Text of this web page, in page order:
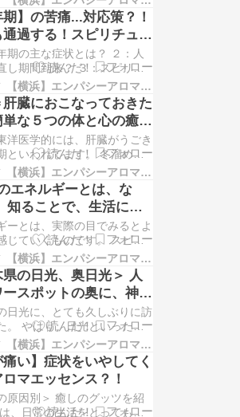
心もソウルからも今まで溜め
たものが、骨盤の開きのエネ
ともに、一掃されてきます。
スピリチュアルの見方でみて
⇩https://ameblo.j…
期】の苦痛...対応策？！
過する！スピリチュア
然現象！
期の主な症状とは？ ２：人
し期間到来？ ３：スピリチ
３つの視点でみる ４：更年
切るための３つの方法 『更
な症状とは？』 体の症状的
ットフラッシュ、関節の痛
り、不眠、疲労感、抜け毛..
では、何もやる気が出なかっ
【横浜】エンパシーアロマ予報&アロマ講座
肝臓におこなっておきた
単な５つの体と心の癒し
洋医学的には、肝臓がうごき
といわれてます。 冬溜めこ
がでてくる時期。 植物が芽
時期ともリンクします。 そ
の時期におこなっておきたい
からみた５つの簡単ケアとし
①寝る肝臓の一番の薬は、
と言われています。 ②梅干
【横浜】エンパシーアロマ予報&アロマ講座
エネルギーとは、な
知ることで、生活に磨
かる？！
ーとは、実際の目でみるとよ
じていくものです。 スピリ
視点でいうと、心の眼、サー
、みていくものです。 今回
のエネルギーに分類してみて
。 ① 人のエネルギー 他者
自分）が、はなすエネルギー
す。 たとえば、普段の生活
【横浜】エンパシーアロマ予報&アロマ講座
県の日光、奥日光＞ 人
スポットの奥に、神聖
あった！
日光に、とても久しぶりに訪
。 やはり、日光といったら
照宮』でしょ？！と、日光駅
分かけてバスにて到着。 た
観光客で、賑わっていまし
ので、わたし達は、人ゴミを
、流れのままに、左側の道を
...そこで、みえてきたのが、
【横浜】エンパシーアロマ予報&アロマ講座
痛い】症状をいやしてく
マエッセンス？！
原因別＞ 癒しのグッツを紹
、日常の生活をとっても不